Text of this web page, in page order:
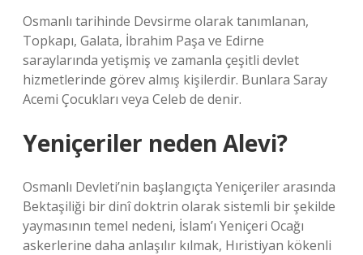
Osmanlı tarihinde Devsirme olarak tanımlanan,
Topkapı, Galata, İbrahim Paşa ve Edirne
saraylarında yetişmiş ve zamanla çeşitli devlet
hizmetlerinde görev almış kişilerdir. Bunlara Saray
Acemi Çocukları veya Celeb de denir.
Yeniçeriler neden Alevi?
Osmanlı Devleti’nin başlangıçta Yeniçeriler arasında
Bektaşiliği bir dinî doktrin olarak sistemli bir şekilde
yaymasının temel nedeni, İslam’ı Yeniçeri Ocağı
askerlerine daha anlaşılır kılmak, Hıristiyan kökenli